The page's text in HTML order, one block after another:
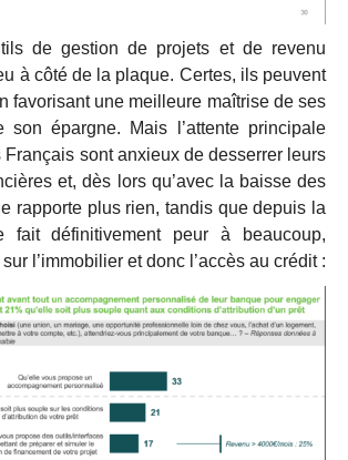
de gestion de projets et de revenu
à côté de la plaque. Certes, ils peuvent
favorisant une meilleure maîtrise de ses
son épargne. Mais l’attente principale
Français sont anxieux de desserrer leurs
et, dès lors qu’avec la baisse des
rapporte plus rien, tandis que depuis la
fait définitivement peur à beaucoup,
sur l’immobilier et donc l’accès au crédit :